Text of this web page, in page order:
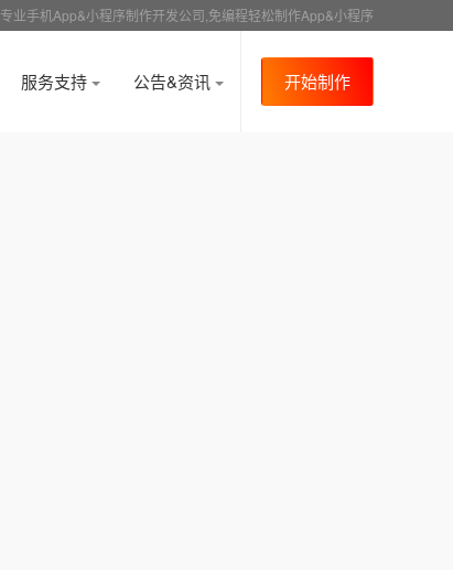
专业手机App&小程序制作开发公司,免编程轻松制作App&小程序
服务支持 公告&资讯 开始制作